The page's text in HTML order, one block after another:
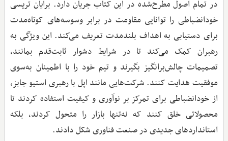
در تمام اصول مطرح‌شده در این کتاب جریان دارد. برایان تریسی
خودانضباطی را توانایی مقاومت در برابر وسوسه‌های کوتاه‌مدت
برای دستیابی به اهداف بلندمدت تعریف می‌کند. این ویژگی به
رهبران کمک می‌کند تا در شرایط دشوار ثابت‌قدم بمانند،
تصمیمات چالش‌برانگیز بگیرند و تیم خود را با اطمینان به‌سوی
موفقیت هدایت کنند. شرکت‌هایی مانند اپل با رهبری استیو جابز،
از خودانضباطی برای تمرکز بر نوآوری و کیفیت استفاده کردند تا
محصولاتی خلق کنند که نه‌تنها بازار را متحول کردند، بلکه
استانداردهای جدیدی در صنعت فناوری شکل دادند.